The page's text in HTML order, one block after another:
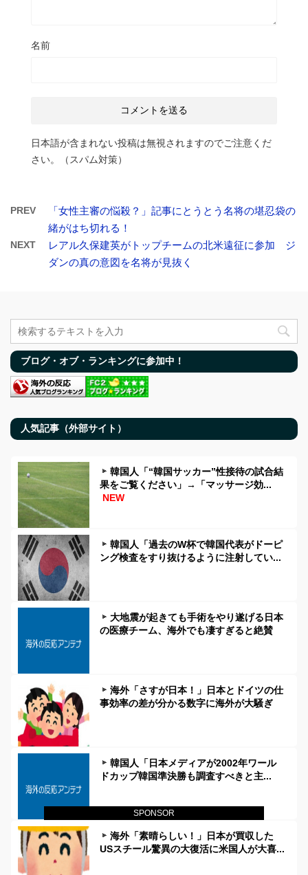
SPONSOR
名前
日本語が含まれない投稿は無視されますのでご注意くだ
さい。（スパム対策）
PREV
「女性主審の悩殺？」記事にとうとう名将の堪忍袋の
緒がはち切れる！
NEXT
レアル久保建英がトップチームの北米遠征に参加 ジ
ダンの真の意図を名将が見抜く
ブログ・オブ・ランキングに参加中！
人気記事（外部サイト）
韓国人「“韓国サッカー”性接待の試合結
果をご覧ください」→「マッサージ効...
NEW
韓国人「過去のW杯で韓国代表がドーピ
ング検査をすり抜けるように注射してい...
大地震が起きても手術をやり遂げる日本
の医療チーム、海外でも凄すぎると絶賛
海外「さすが日本！」日本とドイツの仕
事効率の差が分かる数字に海外が大騒ぎ
韓国人「日本メディアが2002年ワール
ドカップ韓国準決勝も調査すべきと主...
海外「素晴らしい！」日本が買収した
USスチール驚異の大復活に米国人が大喜...